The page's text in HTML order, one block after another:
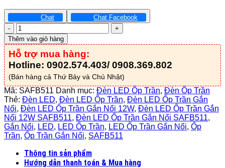
Chat Chat Facebook
Đèn
LED
Ốp
Trần
Gắn
12W
-
SAFB511
số
lượng
Thêm vào giỏ hàng
Hỗ trợ mua hàng:
Hotline: 0902.574.403/ 0908.369.802
(Bán hàng cả Thứ Bảy và Chủ Nhật)
Mã: SAFB511 Danh mục: Đèn LED Ốp Trần, Đèn Ốp Trần
Thẻ: Đèn LED, Đèn LED Ốp Trần, Đèn LED Ốp Trần Gắn
Nổi, Đèn LED Ốp Trần Gắn Nổi 12W, Đèn LED Ốp Trần Gắn
Nổi 12W SAFB511, Đèn LED Ốp Trần Gắn Nổi SAFB511,
Gắn Nổi, LED, LED Ốp Trần, LED Ốp Trần Gắn Nổi, Ốp
Trần, Ốp Trần Gắn Nổi, SAFB511
Thông tin sản phẩm
Hướng dẫn thanh toán & Mua hàng